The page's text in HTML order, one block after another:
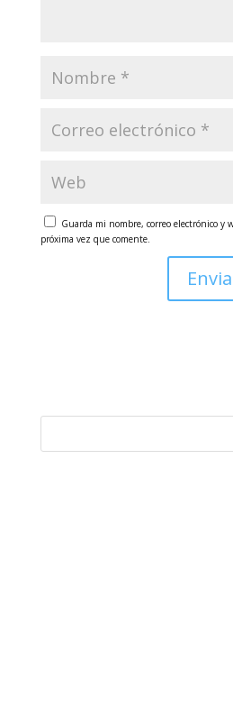
Guarda mi nombre, correo electrónico y
próxima vez que comente.